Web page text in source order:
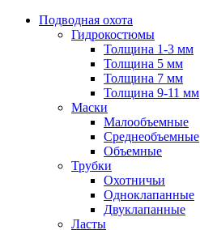
Подводная охота
Гидрокостюмы
Толщина 1-3 мм
Толщина 5 мм
Толщина 7 мм
Толщина 9-11 мм
Маски
Малообъемные
Среднеобъемные
Объемные
Трубки
Охотничьи
Одноклапанные
Двуклапанные
Ласты